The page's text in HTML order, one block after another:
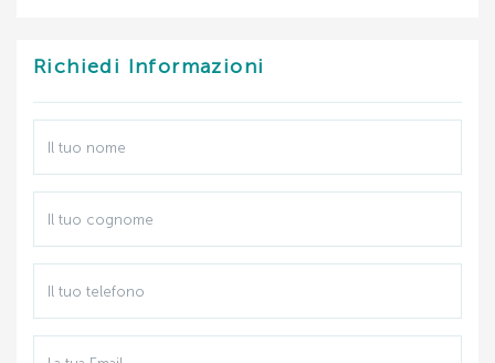
MAGGIO:
LUGLIO:
AGOSTO:
SETTEMBRE:
Richiedi Informazioni